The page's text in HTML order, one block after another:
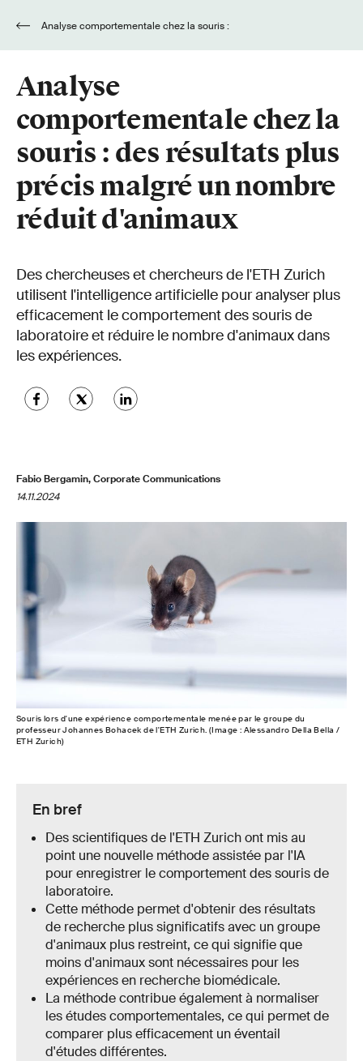
Analyse
comportementale chez la
souris : des résultats plus
précis malgré un nombre
réduit d'animaux
Des chercheuses et chercheurs de l'ETH Zurich
utilisent l'intelligence artificielle pour analyser plus
efficacement le comportement des souris de
laboratoire et réduire le nombre d'animaux dans
les expériences.
Fabio Bergamin, Corporate Communications
14.11.2024
Souris lors d'une expérience comportementale menée par le groupe du
professeur Johannes Bohacek de l'ETH Zurich. (Image : Alessandro Della Bella /
ETH Zurich)
En bref
Des scientifiques de l'ETH Zurich ont mis au
point une nouvelle méthode assistée par l'IA
pour enregistrer le comportement des souris de
laboratoire.
Cette méthode permet d'obtenir des résultats
de recherche plus significatifs avec un groupe
d'animaux plus restreint, ce qui signifie que
moins d'animaux sont nécessaires pour les
expériences en recherche biomédicale.
La méthode contribue également à normaliser
les études comportementales, ce qui permet de
comparer plus efficacement un éventail
d'études différentes.